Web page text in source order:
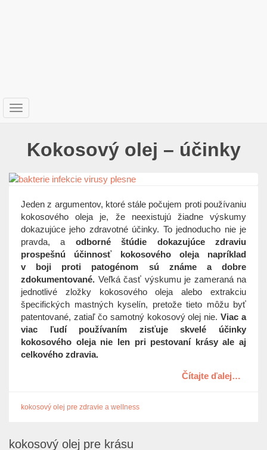
T
e
n
Kokosový olej – účinky
Jeden z argumentov, ktoré stále počujem proti používaniu
kokosového oleja je, že neexistujú žiadne výskumy
dokazujúce jeho zdravotné účinky. To jednoducho nie je
pravda, a odborné štúdie dokazujúce zdraviu
prospešnú účinnosť kokosového oleja napríklad
v boji proti patogénom sú známe a dobre
zdokumentované. Veľká časť výskumu je zameraná na
jednotlivé zložky kokosového oleja alebo extrakciu
špecifických mastných kyselín, pretože tieto môžu byť
patentované, zatiaľ čo samotný kokosový olej nie.Viac a
viac ľudí používaním zisťuje skvelé účinky
kokosového oleja nie len pri pestovaní krásy ale aj
celkového zdravia.
Čítajte ďalej…
kokosový olej pre zdravie a wellness
kokosový olej pre krásu